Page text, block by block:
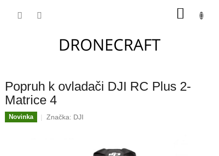
Popruh k ovladači DJI RC Plus 2-
Matrice 4
Novinka Značka: DJI